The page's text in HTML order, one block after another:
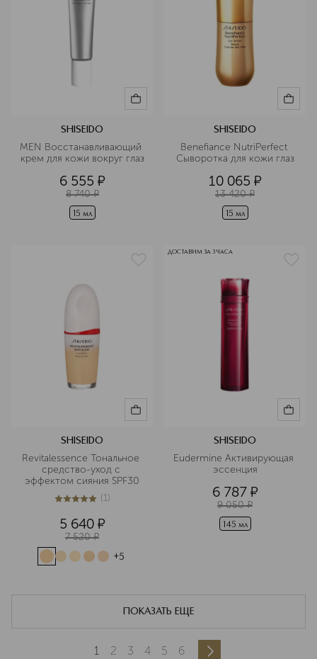
SHISEIDO
MEN Восстанавливающий
крем для кожи вокруг глаз
6 555 ¤
8 740 ¤
15 мл
SHISEIDO
Benefiance NutriPerfect
Сыворотка для кожи глаз
10 065 ¤
13 420 ¤
15 мл
SHISEIDO
Revitalessence Тональное
средство-уход с
эффектом сияния SPF30
5из 51 (1)
5 640 ¤
7 520 ¤
+5
ДОСТАВИМ ЗА 3 ЧАСА
SHISEIDO
Eudermine Активирующая
эссенция
6 787 ¤
9 050 ¤
145 мл
ПОКАЗАТЬ ЕЩЕ
1 2 3 4 5 6